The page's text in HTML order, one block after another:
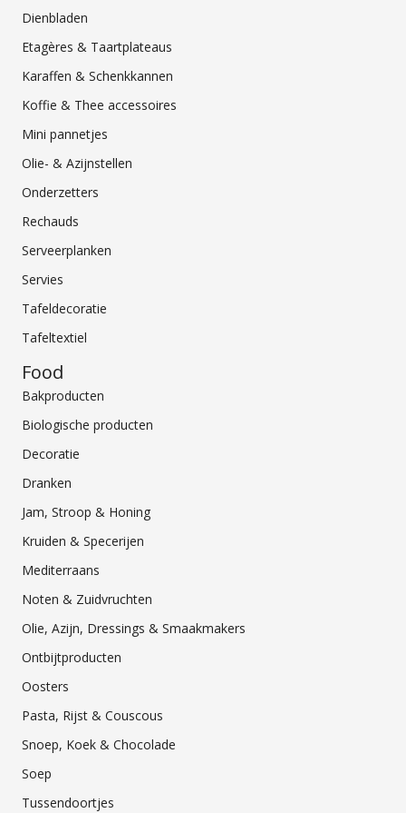
Dienbladen
Etagères & Taartplateaus
Karaffen & Schenkkannen
Koffie & Thee accessoires
Mini pannetjes
Olie- & Azijnstellen
Onderzetters
Rechauds
Serveerplanken
Servies
Tafeldecoratie
Tafeltextiel
Food
Bakproducten
Biologische producten
Decoratie
Dranken
Jam, Stroop & Honing
Kruiden & Specerijen
Mediterraans
Noten & Zuidvruchten
Olie, Azijn, Dressings & Smaakmakers
Ontbijtproducten
Oosters
Pasta, Rijst & Couscous
Snoep, Koek & Chocolade
Soep
Tussendoortjes